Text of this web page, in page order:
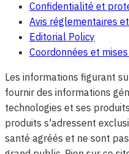
Confidentialité et
Avis réglementaires
Editorial Policy
Coordonnées et
Les informations figurant
fournir des informations
technologies et ses
produits s'adressent
santé agréés et ne sont